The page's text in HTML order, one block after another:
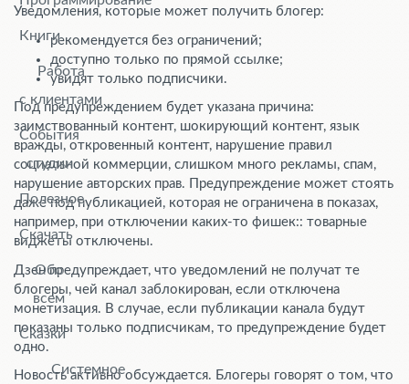
Книги
Работа
с клиентами
События
студии
Полезное
Скачать
Обо
всем
Сказки
Системное
Уведомления, которые может получить блогер:
рекомендуется без ограничений;
доступно только по прямой ссылке;
увидят только подписчики.
Под предупреждением будет указана причина:
заимствованный контент, шокирующий контент, язык
вражды, откровенный контент, нарушение правил
социальной коммерции, слишком много рекламы, спам,
нарушение авторских прав. Предупреждение может стоять
даже под публикацией, которая не ограничена в показах,
например, при отключении каких-то фишек:: товарные
виджеты отключены.
Дзен предупреждает, что уведомлений не получат те
блогеры, чей канал заблокирован, если отключена
монетизация. В случае, если публикации канала будут
показаны только подписчикам, то предупреждение будет
одно.
Новость активно обсуждается. Блогеры говорят о том, что